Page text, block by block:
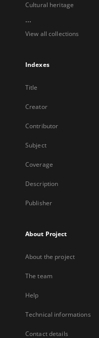
Cultural heritage
...
View all collections
Indexes
Title
Creator
Contributor
Subject
Coverage
Description
Publisher
About Project
About the project
The team
Help
Technical informations
Contact details